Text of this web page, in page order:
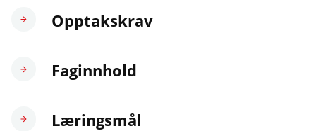
Opptakskrav
Faginnhold
Læringsmål